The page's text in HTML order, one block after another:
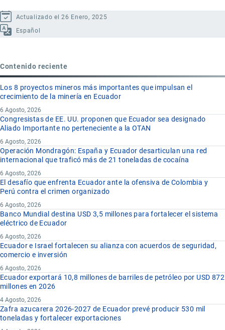
Actualizado el 26 Enero, 2025
Español
Contenido reciente
Los 8 proyectos mineros más importantes que impulsan el
crecimiento de la minería en Ecuador
6 Agosto, 2026
Congresistas de EE. UU. proponen que Ecuador sea designado
Aliado Importante no perteneciente a la OTAN
6 Agosto, 2026
Operación Mondragón: España y Ecuador desarticulan una red
internacional que traficó más de 21 toneladas de cocaína
6 Agosto, 2026
El desafío que enfrenta Ecuador ante la ofensiva de Colombia y
Perú contra el crimen organizado
6 Agosto, 2026
Banco Mundial destina USD 3,5 millones para fortalecer el sistema
eléctrico de Ecuador
6 Agosto, 2026
Ecuador e Israel fortalecen su alianza con acuerdos de seguridad,
comercio e inversión
6 Agosto, 2026
Ecuador exportará 10,8 millones de barriles de petróleo por USD 872
millones en 2026
4 Agosto, 2026
Zafra azucarera 2026-2027 de Ecuador prevé producir 530 mil
toneladas y fortalecer exportaciones